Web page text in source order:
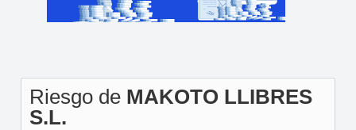
Riesgo de MAKOTO LLIBRES
S.L.